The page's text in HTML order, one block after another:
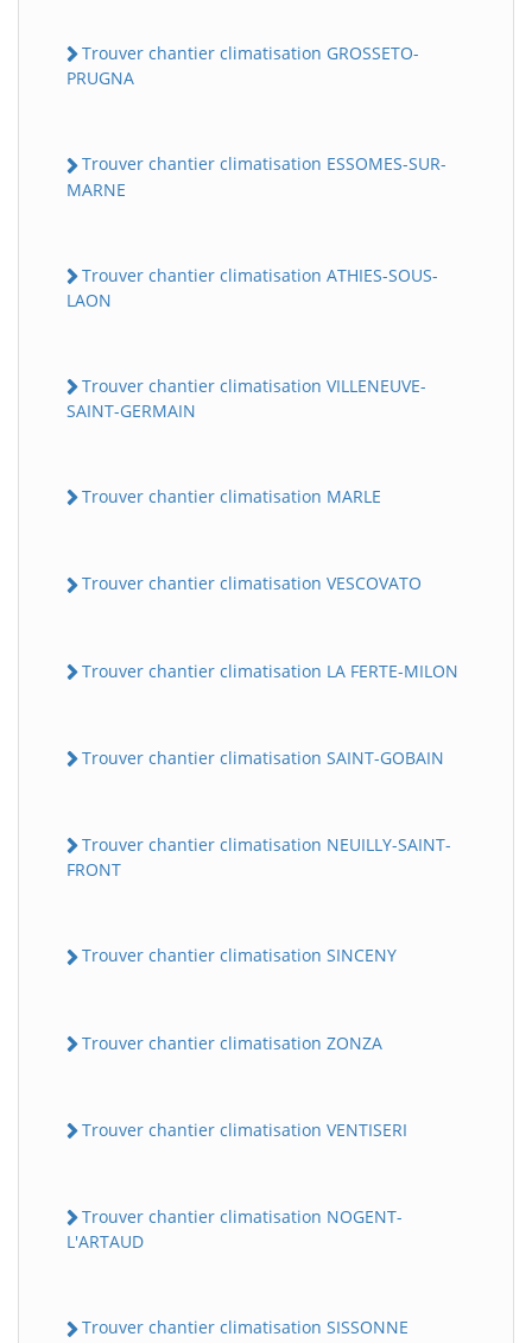
Trouver chantier climatisation GROSSETO-
PRUGNA
Trouver chantier climatisation ESSOMES-SUR-
MARNE
Trouver chantier climatisation ATHIES-SOUS-
LAON
Trouver chantier climatisation VILLENEUVE-
SAINT-GERMAIN
Trouver chantier climatisation MARLE
Trouver chantier climatisation VESCOVATO
Trouver chantier climatisation LA FERTE-MILON
Trouver chantier climatisation SAINT-GOBAIN
Trouver chantier climatisation NEUILLY-SAINT-
FRONT
Trouver chantier climatisation SINCENY
Trouver chantier climatisation ZONZA
Trouver chantier climatisation VENTISERI
Trouver chantier climatisation NOGENT-
L'ARTAUD
Trouver chantier climatisation SISSONNE